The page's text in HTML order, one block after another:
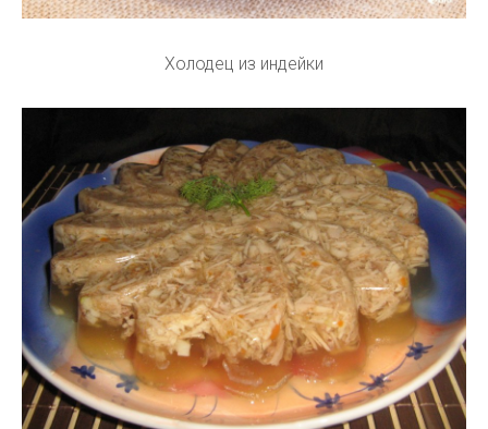
Холодец из индейки